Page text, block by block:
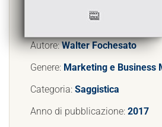
Autore:Walter Fochesato
Genere: Marketing e Business
Categoria: Saggistica
Anno di pubblicazione: 2017